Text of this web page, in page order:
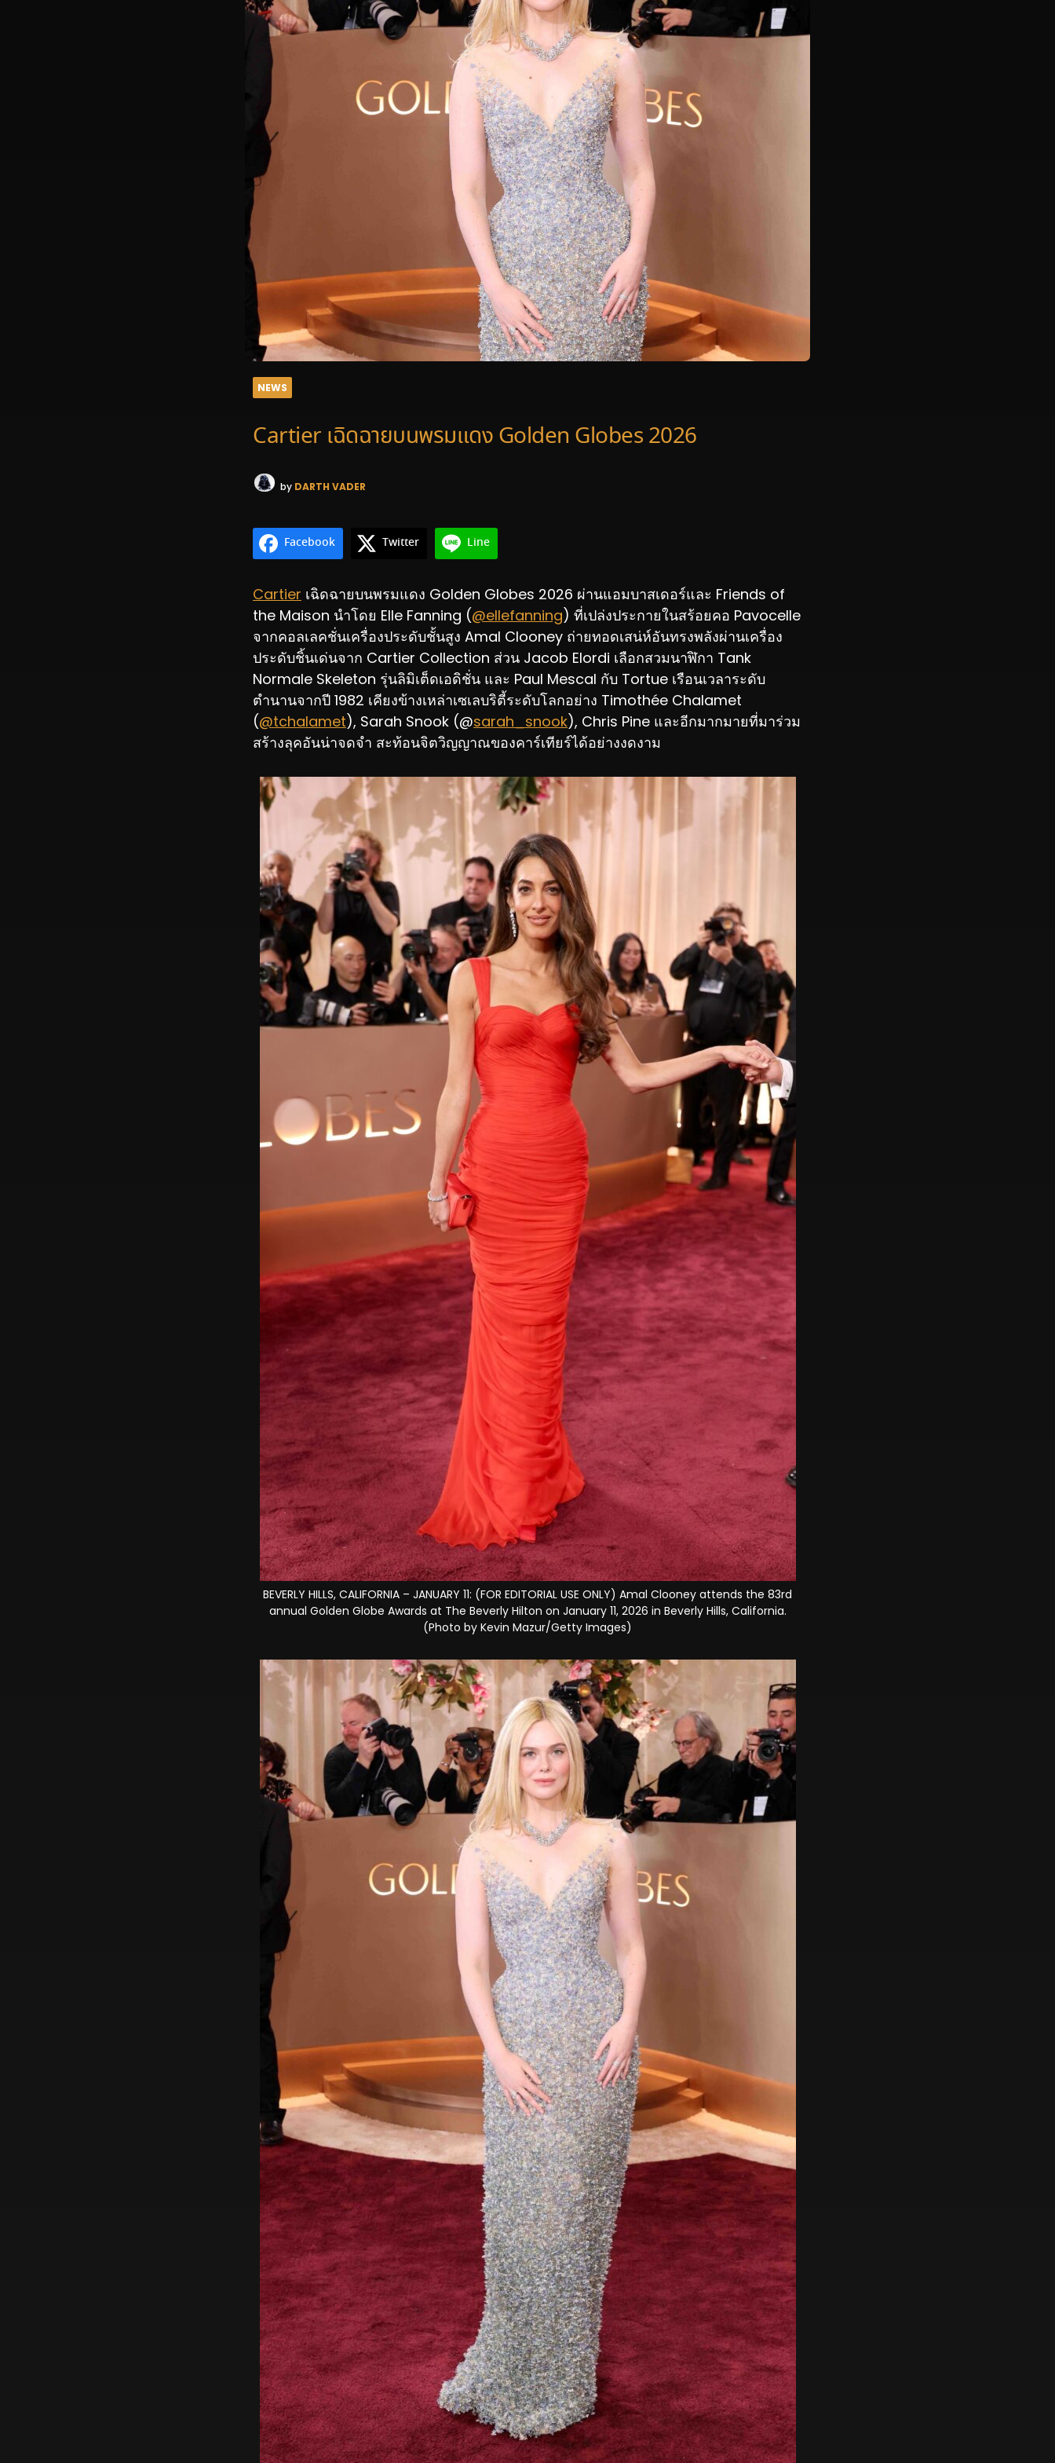
NEWS
Cartier เฉิดฉายบนพรมแดง Golden Globes 2026
by DARTH VADER
Facebook Twitter Line
Cartier เฉิดฉายบนพรมแดง Golden Globes 2026 ผ่านแอมบาสเดอร์และ Friends of
the Maison นำโดย Elle Fanning (@ellefanning) ที่เปล่งประกายในสร้อยคอ Pavocelle
จากคอลเลคชั่นเครื่องประดับชั้นสูง Amal Clooney ถ่ายทอดเสน่ห์อันทรงพลังผ่านเครื่อง
ประดับชิ้นเด่นจาก Cartier Collection ส่วน Jacob Elordi เลือกสวมนาฬิกา Tank
Normale Skeleton รุ่นลิมิเต็ดเอดิชั่น และ Paul Mescal กับ Tortue เรือนเวลาระดับ
ตำนานจากปี 1982 เคียงข้างเหล่าเซเลบริตี้ระดับโลกอย่าง Timothée Chalamet
(@tchalamet), Sarah Snook (@sarah_snook), Chris Pine และอีกมากมายที่มาร่วม
สร้างลุคอันน่าจดจำ สะท้อนจิตวิญญาณของคาร์เทียร์ได้อย่างงดงาม
BEVERLY HILLS, CALIFORNIA – JANUARY 11: (FOR EDITORIAL USE ONLY) Amal Clooney attends the 83rd
annual Golden Globe Awards at The Beverly Hilton on January 11, 2026 in Beverly Hills, California.
(Photo by Kevin Mazur/Getty Images)